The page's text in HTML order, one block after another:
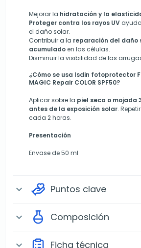
Mejorar la hidratación y la
Proteger contra los rayos UV
el daño solar.
Contribuir a la reparación del daño
acumuladoen las células.
Disminuir la visibilidad de las
¿Cómo se usa Isdin fotoprotector
MAGIC Repair COLOR SPF50?
Aplicar sobre la piel seca o mojada
antes de la exposición solar.
cada 2 horas.
Presentación
Envase de 50 ml
expand_more Puntos clave
expand_more Composición
expand_more Ficha técnica